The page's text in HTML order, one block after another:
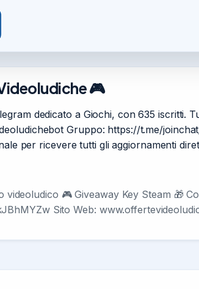
🎮
dedicato a Giochi, con 635 iscritti.
Gruppo: https://t.me/
per ricevere tutti gli aggiornamenti
🎮 Giveaway Key Steam 🎁
Sito Web: